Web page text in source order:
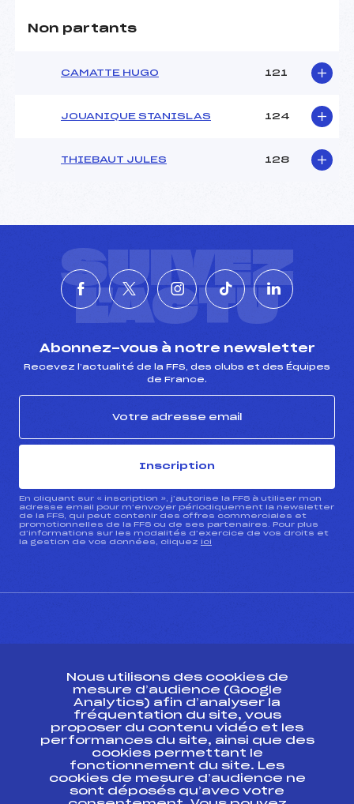
Non partants
CAMATTE HUGO 121
JOUANIQUE STANISLAS 124
THIEBAUT JULES 128
SUIVEZ
L'ACTU
Abonnez-vous à notre newsletter
Recevez l’actualité de la FFS, des clubs et des Équipes
de France.
Inscription
En cliquant sur « inscription », j’autorise la FFS à utiliser mon
adresse email pour m’envoyer périodiquement la newsletter
de la FFS, qui peut contenir des offres commerciales et
promotionnelles de la FFS ou de ses partenaires. Pour plus
d’informations sur les modalités d’exercice de vos droits et
la gestion de vos données, cliquez ici
Ressources
Pass’Neige
Projet sportif fédéral
Projet de performance fédéral
Antidopage
Nous utilisons des cookies de
mesure d’audience (Google
Analytics) afin d’analyser la
fréquentation du site, vous
proposer du contenu vidéo et les
performances du site, ainsi que des
cookies permettant le
fonctionnement du site. Les
cookies de mesure d’audience ne
sont déposés qu’avec votre